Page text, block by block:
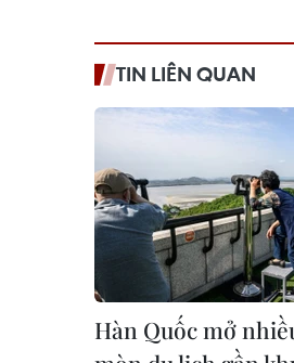
TIN LIÊN QUAN
Hàn Quốc mở